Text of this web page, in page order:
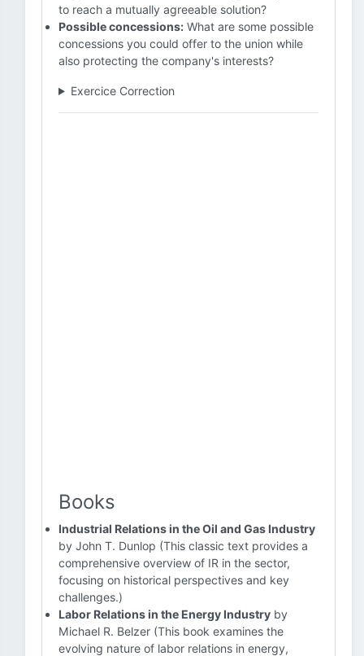
to reach a mutually agreeable solution?
Possible concessions: What are some possible
concessions you could offer to the union while
also protecting the company's interests?
Exercice Correction
Books
Industrial Relations in the Oil and Gas Industry
by John T. Dunlop (This classic text provides a
comprehensive overview of IR in the sector,
focusing on historical perspectives and key
challenges.)
Labor Relations in the Energy Industry by
Michael R. Belzer (This book examines the
evolving nature of labor relations in energy,